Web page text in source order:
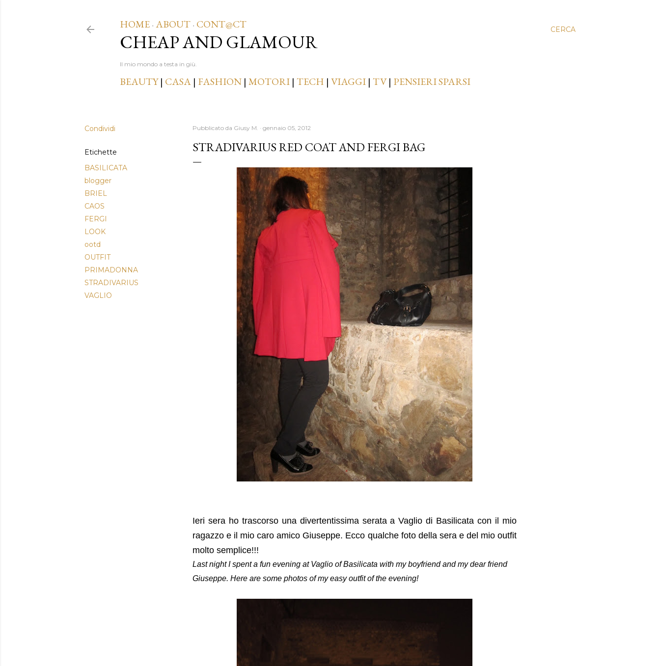
CERCA
HOME · ABOUT · CONT@CT
CHEAP AND GLAMOUR
Il mio mondo a testa in giù.
BEAUTY| CASA | FASHION | MOTORI | TECH | VIAGGI | TV| PENSIERI SPARSI
Condividi
Etichette
BASILICATA
blogger
BRIEL
CAOS
FERGI
LOOK
ootd
OUTFIT
PRIMADONNA
STRADIVARIUS
VAGLIO
Pubblicato da Giusy M. gennaio 05, 2012
STRADIVARIUS RED COAT AND FERGI BAG
Ieri sera ho trascorso una divertentissima serata a Vaglio di Basilicata con il mio
ragazzo e il mio caro amico Giuseppe. Ecco qualche foto della sera e del mio outfit
molto semplice!!!
Last night I spent a fun evening at Vaglio of Basilicata with my boyfriend and my dear friend
Giuseppe. Here are some photos of my easy outfit of the evening!